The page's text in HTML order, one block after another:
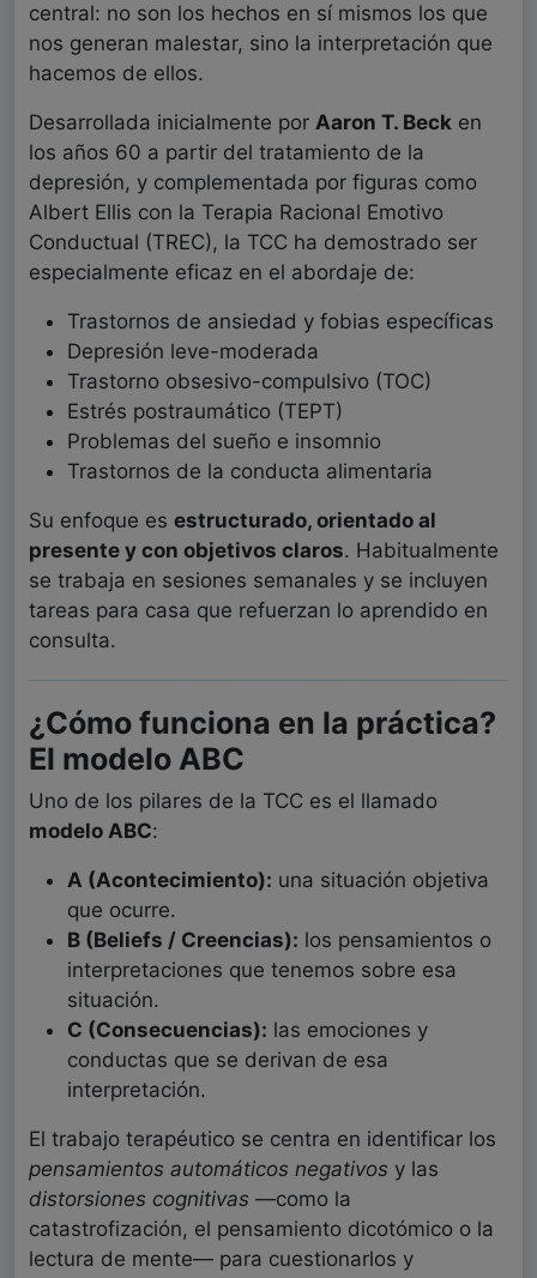
central: no son los hechos en sí mismos los que
nos generan malestar, sino la interpretación que
hacemos de ellos.
Desarrollada inicialmente por Aaron T. Beck en
los años 60 a partir del tratamiento de la
depresión, y complementada por figuras como
Albert Ellis con la Terapia Racional Emotivo
Conductual (TREC), la TCC ha demostrado ser
especialmente eficaz en el abordaje de:
Trastornos de ansiedad y fobias específicas
Depresión leve-moderada
Trastorno obsesivo-compulsivo (TOC)
Estrés postraumático (TEPT)
Problemas del sueño e insomnio
Trastornos de la conducta alimentaria
Su enfoque es estructurado, orientado al
presente y con objetivos claros. Habitualmente
se trabaja en sesiones semanales y se incluyen
tareas para casa que refuerzan lo aprendido en
consulta.
¿Cómo funciona en la práctica?
El modelo ABC
Uno de los pilares de la TCC es el llamado
modelo ABC:
A (Acontecimiento): una situación objetiva
que ocurre.
B (Beliefs / Creencias): los pensamientos o
interpretaciones que tenemos sobre esa
situación.
C (Consecuencias): las emociones y
conductas que se derivan de esa
interpretación.
El trabajo terapéutico se centra en identificar los
pensamientos automáticos negativos y las
distorsiones cognitivas —como la
catastrofización, el pensamiento dicotómico o la
lectura de mente— para cuestionarlos y